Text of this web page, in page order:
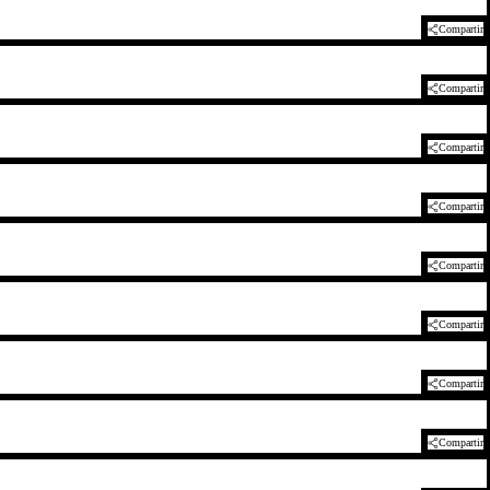
Compartir
Compartir
Compartir
Compartir
Compartir
Compartir
Compartir
Compartir